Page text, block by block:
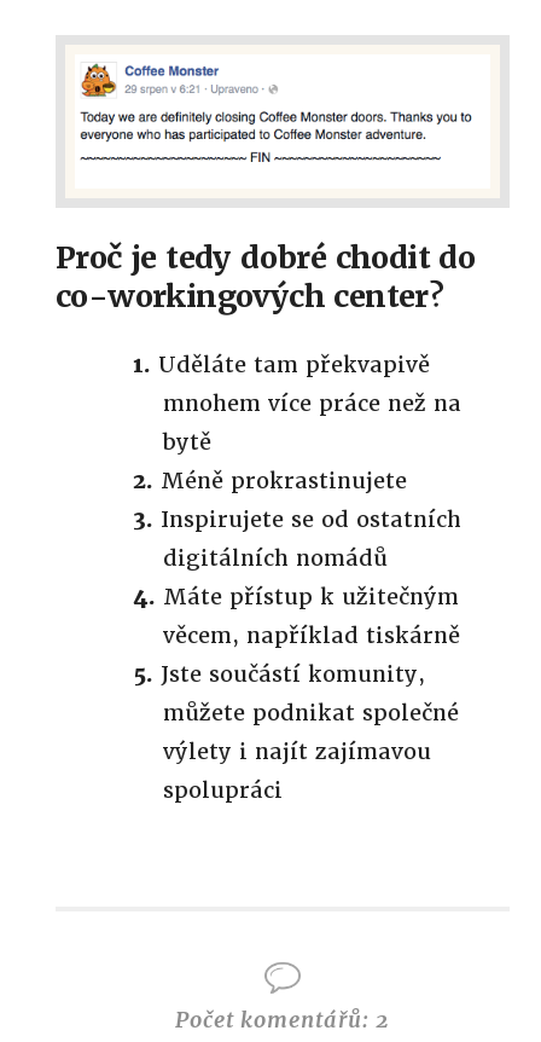
Proč je tedy dobré chodit do
co-workingových center?
Uděláte tam překvapivě
mnohem více práce než na
bytě
Méně prokrastinujete
Inspirujete se od ostatních
digitálních nomádů
Máte přístup k užitečným
věcem, například tiskárně
Jste součástí komunity,
můžete podnikat společné
výlety i najít zajímavou
spolupráci
Počet komentářů: 2